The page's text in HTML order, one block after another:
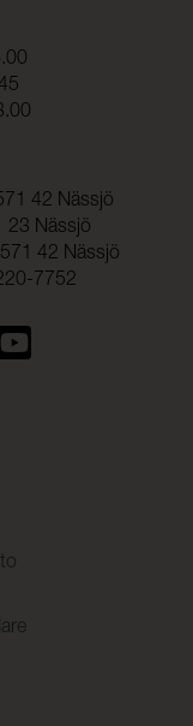
42 Nässjö
23 Nässjö
42 Nässjö
7752